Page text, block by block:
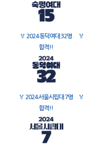
🏅 2024 동덕여대 32명
합격!!
🏅
🏅 2024 서울시립대 7명
합격!!
🏅